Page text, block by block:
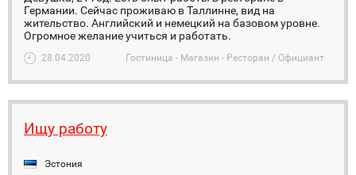
Германии. Сейчас проживаю в Таллинне, вид на
жительство. Английский и немецкий на базовом уровне.
Огромное желание учиться и работать.
28.04.2020 Гостиница - Магазин - Ресторан / Официант
Ищу работу
Эстония